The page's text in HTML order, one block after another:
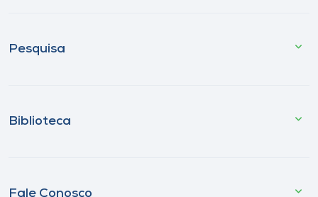
Pesquisa
Biblioteca
Fale Conosco